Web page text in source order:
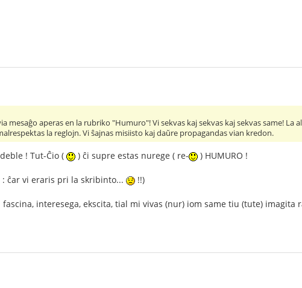
mesaĝo aperas en la rubriko "Humuro"! Vi sekvas kaj sekvas kaj sekvas same! La
la reglojn. Vi ŝajnas misiisto kaj daŭre propagandas vian kredon.
! Tut-Ĉio ( ) ĉi supre estas nurege ( re- ) HUMURO !
ĉar vi eraris pri la skribinto... !!)
interesega, ekscita, tial mi vivas (nur) iom same tiu (tute) imagita